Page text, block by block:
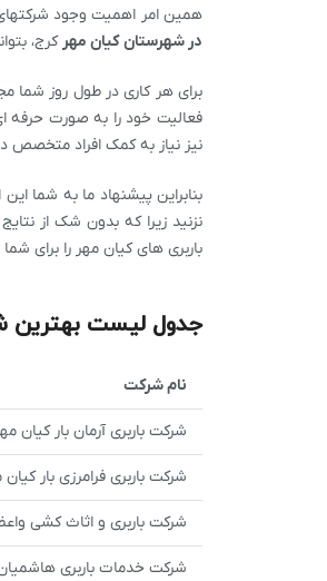
همین امر اهمیت وجود شرکتهای
در شهرستان کیان مهر کرج،
برای هر کاری در طول روز شما
فعالیت خود را به صورت حرفه
نیز نیاز به کمک افراد متخصص
بنابراین پیشنهاد ما به شما
نزنید زیرا که بدون شک از
باربری های کیان مهر را برای
جدول لیست بهترین
نام شرکت
شرکت باربری آرمان بار کیان
شرکت باربری فرامرزی بار
شرکت باربری و اثاث کشی
شرکت خدمات باربری